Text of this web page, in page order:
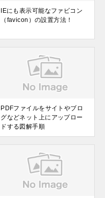
IEにも表示可能なファビコン
（favicon）の設置方法！
PDFファイルをサイトやブロ
グなどネット上にアップロー
ドする図解手順